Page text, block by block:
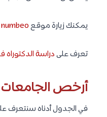
متوسط تكلفة
درجة الماجستير ودرجة الدكتوراه :